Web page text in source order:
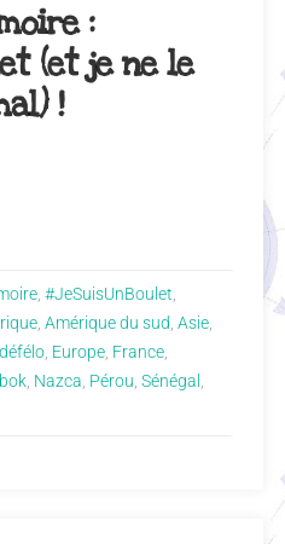
:
(et je ne le
!
, #JeSuisUnBoulet,
, Amérique du sud, Asie,
, Europe, France,
, Nazca, Pérou, Sénégal ,